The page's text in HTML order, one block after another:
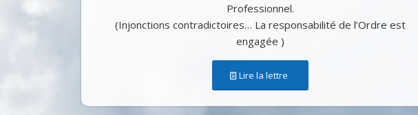
Professionnel.
(Injonctions contradictoires… La responsabilité de l’Ordre est
engagée )
Lire la lettre